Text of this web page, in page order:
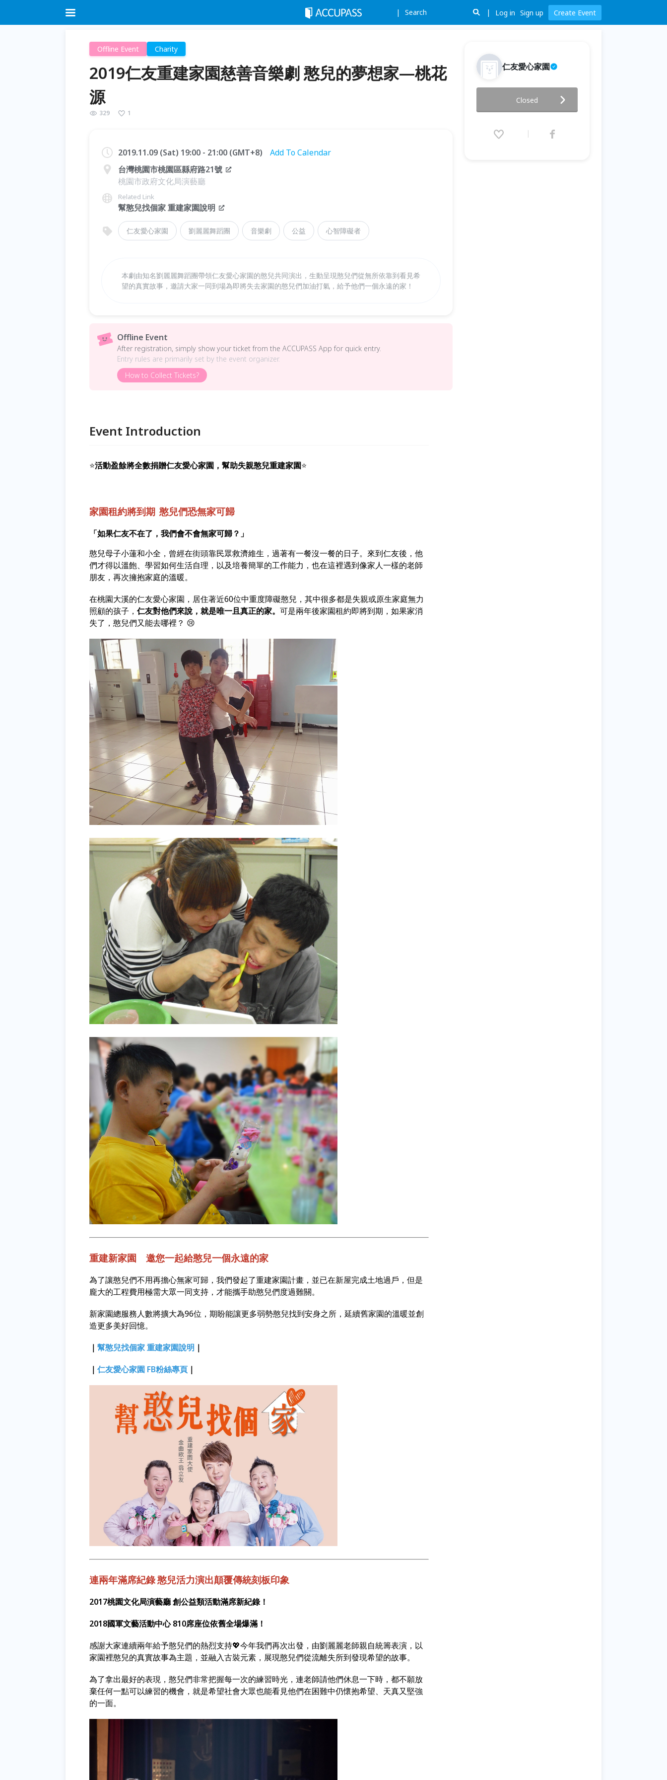
Search Log in Sign up Create Event
Offline Event Charity
2019仁友重建家園慈善音樂劇 憨兒的夢想家—桃花
源
329 1
2019.11.09 (Sat) 19:00 - 21:00 (GMT+8)
Add To Calendar
台灣桃園市桃園區縣府路21號
桃園市政府文化局演藝廳
Related Link
幫憨兒找個家 重建家園說明
仁友愛心家園 劉麗麗舞蹈團 音樂劇 公益 心智障礙者
本劇由知名劉麗麗舞蹈團帶領仁友愛心家園的憨兒共同演出，生動呈現憨兒們從無所依靠到看見希
望的真實故事，邀請大家一同到場為即將失去家園的憨兒們加油打氣，給予他們一個永遠的家！
Offline Event
After registration, simply show your ticket from the ACCUPASS App for quick entry.
Entry rules are primarily set by the event organizer.
How to Collect Tickets?
Event Introduction
⭐活動盈餘將全數捐贈仁友愛心家園，幫助失親憨兒重建家園⭐
家園租約將到期 憨兒們恐無家可歸
「如果仁友不在了，我們會不會無家可歸？」
憨兒母子小蓮和小全，曾經在街頭靠民眾救濟維生，過著有一餐沒一餐的日子。來到仁友後，他
們才得以溫飽、學習如何生活自理，以及培養簡單的工作能力，也在這裡遇到像家人一樣的老師
朋友，再次擁抱家庭的溫暖。
在桃園大溪的仁友愛心家園，居住著近60位中重度障礙憨兒，其中很多都是失親或原生家庭無力
照顧的孩子， 仁友對他們來說，就是唯一且真正的家。 可是兩年後家園租約即將到期，如果家消
失了，憨兒們又能去哪裡？ 😢
重建新家園 邀您一起給憨兒一個永遠的家
為了讓憨兒們不用再擔心無家可歸，我們發起了重建家園計畫，並已在新屋完成土地過戶，但是
龐大的工程費用極需大眾一同支持，才能攜手助憨兒們度過難關。
新家園總服務人數將擴大為96位，期盼能讓更多弱勢憨兒找到安身之所，延續舊家園的溫暖並創
造更多美好回憶。
｜ 幫憨兒找個家 重建家園說明 ｜
｜ 仁友愛心家園 FB粉絲專頁 ｜
連兩年滿席紀錄憨兒活力演出顛覆傳統刻板印象
2017桃園文化局演藝廳 創公益類活動滿席新紀錄！
2018國軍文藝活動中心 810席座位依舊全場爆滿！
感謝大家連續兩年給予憨兒們的熱烈支持💖今年我們再次出發，由劉麗麗老師親自統籌表演，以
家園裡憨兒的真實故事為主題，並融入古裝元素，展現憨兒們從流離失所到發現希望的故事。
為了拿出最好的表現，憨兒們非常把握每一次的練習時光，連老師請他們休息一下時，都不願放
棄任何一點可以練習的機會，就是希望社會大眾也能看見他們在困難中仍懷抱希望、天真又堅強
的一面。
仁友愛心家園
兒的夢想家—桃花源
2019.11.09 (Sat) 19:00 - 21:00
Closed